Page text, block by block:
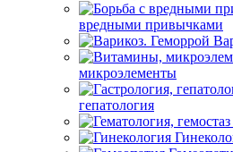
вредными привычками
микроэлементы
гепатология